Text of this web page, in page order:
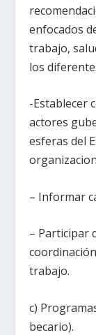
enfocados
trabajo,
los
-Establecer
actores
esferas del
– Informar
– Participar
trabajo.
c)
becario).